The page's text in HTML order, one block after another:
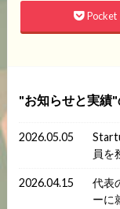
Pocket
お知らせと実績
2026.05.05
員を
2026.04.15
代表
ーに